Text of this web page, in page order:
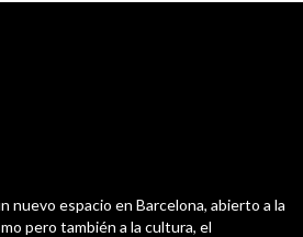
nuevo espacio en Barcelona, abierto a la
pero también a la cultura, el